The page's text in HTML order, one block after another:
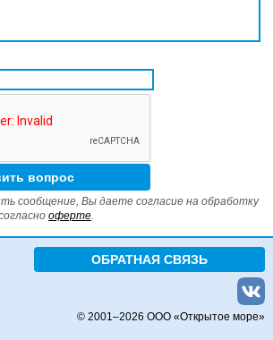
сообщение, Вы даете согласие на обработку
оферте.
ОБРАТНАЯ СВЯЗЬ
© 2001–2026 ООО «Открытое море»